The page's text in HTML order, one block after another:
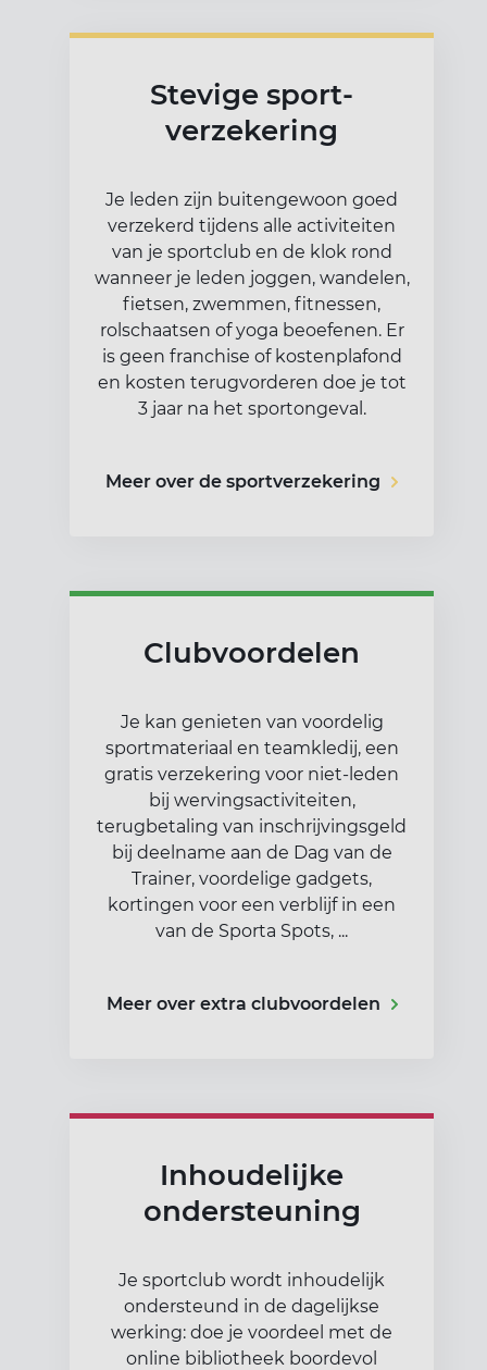
Stevige ‌sport-
‌verzekering
Je leden zijn buitengewoon goed
verzekerd tijdens alle activiteiten
van je sportclub en de klok rond
wanneer je leden joggen, wandelen,
fietsen, zwemmen, fitnessen,
rolschaatsen of yoga beoefenen. Er
is geen franchise of kostenplafond
en kosten terugvorderen doe je tot
3 jaar na het sportongeval.
Meer over de sportverzekering
Clubvoordelen
Je kan genieten van voordelig
sportmateriaal en teamkledij, een
gratis verzekering voor niet-leden
bij wervingsactiviteiten,
terugbetaling van inschrijvingsgeld
bij deelname aan de Dag van de
Trainer, voordelige gadgets,
kortingen voor een verblijf in een
van de Sporta Spots, ...
Meer over extra clubvoordelen
Inhoudelijke
ondersteuning
Je sportclub wordt inhoudelijk
ondersteund in de dagelijkse
werking: doe je voordeel met de
online bibliotheek boordevol